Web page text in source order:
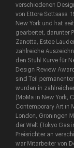
verschiedenen
von Ettore Sottsass.
New York und hat
gearbeitet, darunter
Zanotta, Estee
zahlreiche
den Stuhl Kurve für
Design Review
sind Teil
wurden in
(MoMa in New York,
Contemporary Art in
London, Groningen
der Welt (Tokyo Gas
Preisrichter an
war Mitarbeiter von